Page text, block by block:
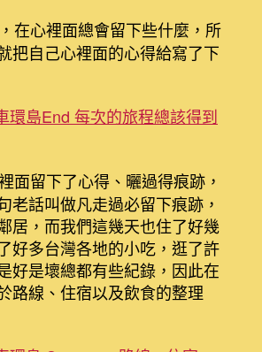
在心裡面總會留下些什麼，所
把自己心裡面的心得給寫了下
環島End 每次的旅程總該得到
面留下了心得、曬過得痕跡，
老話叫做凡走過必留下痕跡，
居，而我們這幾天也住了好幾
好多台灣各地的小吃，逛了許
好是壞總都有些紀錄，因此在
路線、住宿以及飲食的整理